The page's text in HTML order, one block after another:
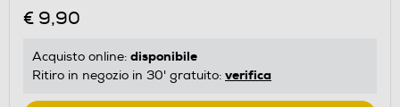
€ 9,90
Acquisto online: disponibile
Ritiro in negozio in 30' gratuito: verifica